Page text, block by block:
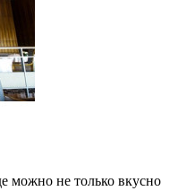
можно не только вкусно